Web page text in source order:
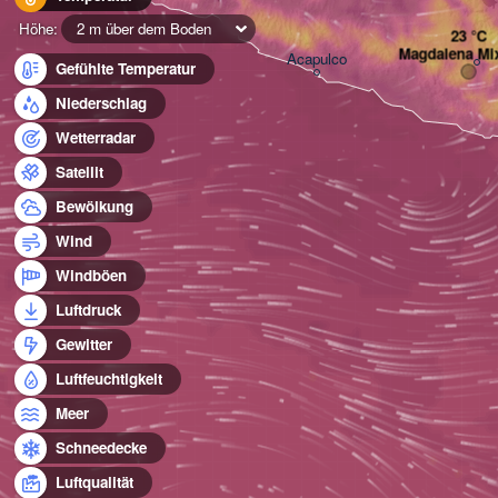
Höhe:
2 m über dem Boden
Gefühlte Temperatur
Niederschlag
Wetterradar
Satellit
Bewölkung
Wind
Windböen
Luftdruck
Gewitter
Luftfeuchtigkeit
Meer
Schneedecke
Luftqualität
Acapulco Magdalena